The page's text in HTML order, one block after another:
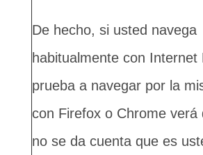
De hecho, si usted navega
habitualmente con Internet
prueba a navegar por la
con Firefox o Chrome verá
no se da cuenta que es